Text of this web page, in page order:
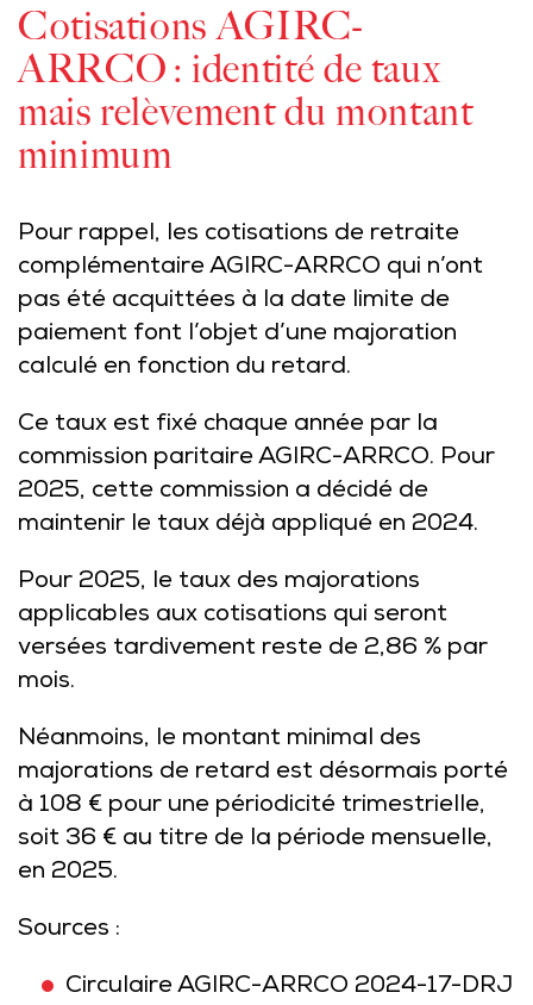
Cotisations AGIRC-
ARRCO : identité de taux
mais relèvement du montant
minimum
Pour rappel, les cotisations de retraite
complémentaire AGIRC-ARRCO qui n’ont
pas été acquittées à la date limite de
paiement font l’objet d’une majoration
calculé en fonction du retard.
Ce taux est fixé chaque année par la
commission paritaire AGIRC-ARRCO. Pour
2025, cette commission a décidé de
maintenir le taux déjà appliqué en 2024.
Pour 2025, le taux des majorations
applicables aux cotisations qui seront
versées tardivement reste de 2,86 % par
mois.
Néanmoins, le montant minimal des
majorations de retard est désormais porté
à 108 € pour une périodicité trimestrielle,
soit 36 € au titre de la période mensuelle,
en 2025.
Sources :
Circulaire AGIRC-ARRCO 2024-17-DRJ